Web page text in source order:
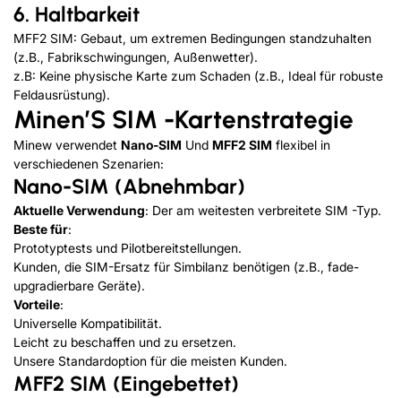
6. Haltbarkeit
MFF2 SIM: Gebaut, um extremen Bedingungen standzuhalten
(z.B., Fabrikschwingungen, Außenwetter).
z.B: Keine physische Karte zum Schaden (z.B., Ideal für robuste
Feldausrüstung).
Minen’S SIM -Kartenstrategie
Minew verwendet Nano-SIM Und MFF2 SIM flexibel in
verschiedenen Szenarien:
Nano-SIM (Abnehmbar)
Aktuelle Verwendung: Der am weitesten verbreitete SIM -Typ.
Beste für:
Prototyptests und Pilotbereitstellungen.
Kunden, die SIM-Ersatz für Simbilanz benötigen (z.B., fade-
upgradierbare Geräte).
Vorteile:
Universelle Kompatibilität.
Leicht zu beschaffen und zu ersetzen.
Unsere Standardoption für die meisten Kunden.
MFF2 SIM (Eingebettet)